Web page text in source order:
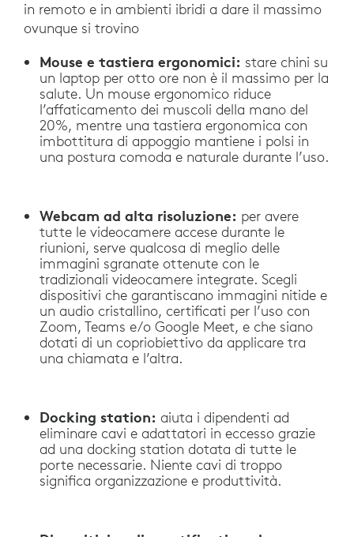
in remoto e in ambienti ibridi a dare il massimo
ovunque si trovino
Mouse e tastiera ergonomici: stare chini su
un laptop per otto ore non è il massimo per la
salute. Un mouse ergonomico riduce
l’affaticamento dei muscoli della mano del
20%, mentre una tastiera ergonomica con
imbottitura di appoggio mantiene i polsi in
una postura comoda e naturale durante l’uso.
Webcam ad alta risoluzione: per avere
tutte le videocamere accese durante le
riunioni, serve qualcosa di meglio delle
immagini sgranate ottenute con le
tradizionali videocamere integrate. Scegli
dispositivi che garantiscano immagini nitide e
un audio cristallino, certificati per l’uso con
Zoom, Teams e/o Google Meet, e che siano
dotati di un copriobiettivo da applicare tra
una chiamata e l’altra.
Docking station: aiuta i dipendenti ad
eliminare cavi e adattatori in eccesso grazie
ad una docking station dotata di tutte le
porte necessarie. Niente cavi di troppo
significa organizzazione e produttività.